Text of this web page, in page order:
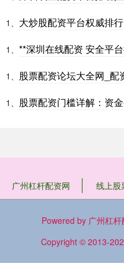
1、 大炒股配资平台权威排行
1、 **深圳在线配资 安全平
1、 股票配资论坛大全网_配
1、 股票配资门槛详解：资
广州杠杆配资网 线上股
Powered by 广州杠
Copyright © 2013-